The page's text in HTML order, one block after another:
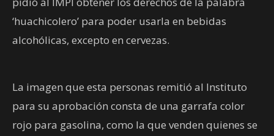
‘huachicolero’ para poder usarla en bebidas
alcohólicas, excepto en cervezas.
La imagen que esta personas remitió al Instituto
para su aprobación consta de una garrafa color
rojo para gasolina, como la que venden quienes se